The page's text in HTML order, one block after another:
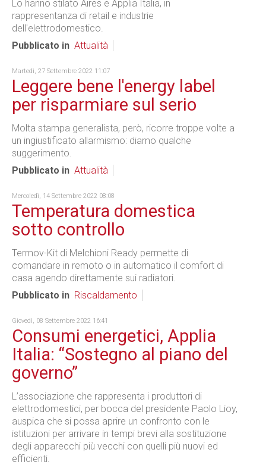
Lo hanno stilato Aires e Applia Italia, in
rappresentanza di retail e industrie
dell'elettrodomestico.
Pubblicato in Attualità
Martedì, 27 Settembre 2022 11:07
Leggere bene l'energy label
per risparmiare sul serio
Molta stampa generalista, però, ricorre troppe volte a
un ingiustificato allarmismo: diamo qualche
suggerimento.
Pubblicato in Attualità
Mercoledì, 14 Settembre 2022 08:08
Temperatura domestica
sotto controllo
Termov-Kit di Melchioni Ready permette di
comandare in remoto o in automatico il comfort di
casa agendo direttamente sui radiatori.
Pubblicato in Riscaldamento
Giovedì, 08 Settembre 2022 16:41
Consumi energetici, Applia
Italia: “Sostegno al piano del
governo”
L’associazione che rappresenta i produttori di
elettrodomestici, per bocca del presidente Paolo Lioy,
auspica che si possa aprire un confronto con le
istituzioni per arrivare in tempi brevi alla sostituzione
degli apparecchi più vecchi con quelli più nuovi ed
efficienti.